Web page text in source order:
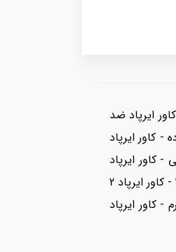
ایرپاد ضد
- کاور ایرپاد
- کاور ایرپاد
دستگیر - کاور ایرپاد سنگین - کاور ایرپاد مینیمال - کاور ایرپاد عاشقانه - کاور ایرپاد ست عروس - کاور ایرپاد پرو - کاور ایرپاد پرو 2 - کاور ایرپاد 3 - کاور ایرپاد 2
- کاور ایرپاد